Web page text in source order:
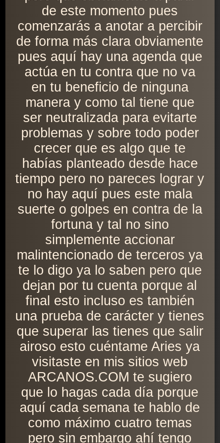
de este momento pues
comenzarás a anotar a percibir
de forma más clara obviamente
pues aquí hay una agenda que
actúa en tu contra que no va
en tu beneficio de ninguna
manera y como tal tiene que
ser neutralizada para evitarte
problemas y sobre todo poder
crecer que es algo que te
habías planteado desde hace
tiempo pero no pareces lograr y
no hay aquí pues este mala
suerte o golpes en contra de la
fortuna y tal no sino
simplemente accionar
malintencionado de terceros ya
te lo digo ya lo saben pero que
dejan por tu cuenta porque al
final esto incluso es también
una prueba de carácter y tienes
que superar las tienes que salir
airoso esto cuéntame Aries ya
visitaste en mis sitios web
ARCANOS.COM te sugiero
que lo hagas cada día porque
aquí cada semana te hablo de
como máximo cuatro temas
pero sin embargo ahí tengo